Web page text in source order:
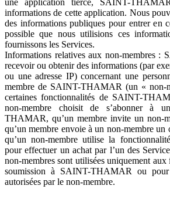
une application tierce, SAINT-
informations de cette application. Nous
des informations publiques pour entrer en
possible que nous utilisions ces
fournissons les Services.
Informations relatives aux non-membres
recevoir ou obtenir des informations (par
ou une adresse IP) concernant une
membre de SAINT-THAMAR (un « non-
certaines fonctionnalités de SAINT-
non-membre choisit de s’abonner à
THAMAR, qu’un membre invite un non-
qu’un membre envoie à un non-membre un
qu’un non-membre utilise la
pour effectuer un achat par l’un des
non-membres sont utilisées uniquement
soumission à SAINT-THAMAR ou pour
autorisées par le non-membre.